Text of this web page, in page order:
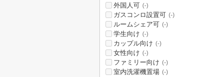
外国人可 (-)
ガスコンロ設置可 (-)
ルームシェア可 (-)
学生向け (-)
カップル向け (-)
女性向け (-)
ファミリー向け (-)
室内洗濯機置場 (-)